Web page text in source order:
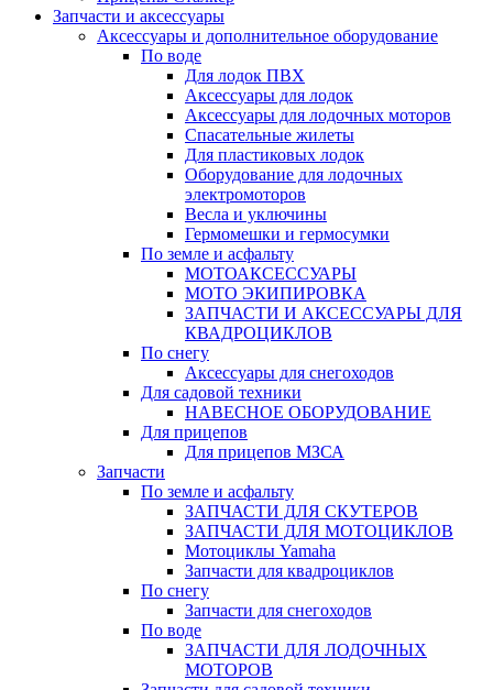
Запчасти и аксессуары
Аксессуары и дополнительное оборудование
По воде
Для лодок ПВХ
Аксессуары для лодок
Аксессуары для лодочных моторов
Спасательные жилеты
Для пластиковых лодок
Оборудование для лодочных
электромоторов
Весла и уключины
Гермомешки и гермосумки
По земле и асфальту
МОТОАКСЕССУАРЫ
МОТО ЭКИПИРОВКА
ЗАПЧАСТИ И АКСЕССУАРЫ ДЛЯ
КВАДРОЦИКЛОВ
По снегу
Аксессуары для снегоходов
Для садовой техники
НАВЕСНОЕ ОБОРУДОВАНИЕ
Для прицепов
Для прицепов МЗСА
Запчасти
По земле и асфальту
ЗАПЧАСТИ ДЛЯ СКУТЕРОВ
ЗАПЧАСТИ ДЛЯ МОТОЦИКЛОВ
Мотоциклы Yamaha
Запчасти для квадроциклов
По снегу
Запчасти для снегоходов
По воде
ЗАПЧАСТИ ДЛЯ ЛОДОЧНЫХ
МОТОРОВ